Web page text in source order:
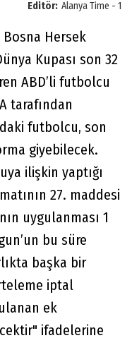
Editör: Alanya Time - 1
Hersek
Kupası son 32
ABD’li futbolcu
tarafından
futbolcu, son
giyebilecek.
ilişkin yaptığı
27. maddesi
uygulanması 1
bu süre
başka bir
iptal
ek
ifadelerine